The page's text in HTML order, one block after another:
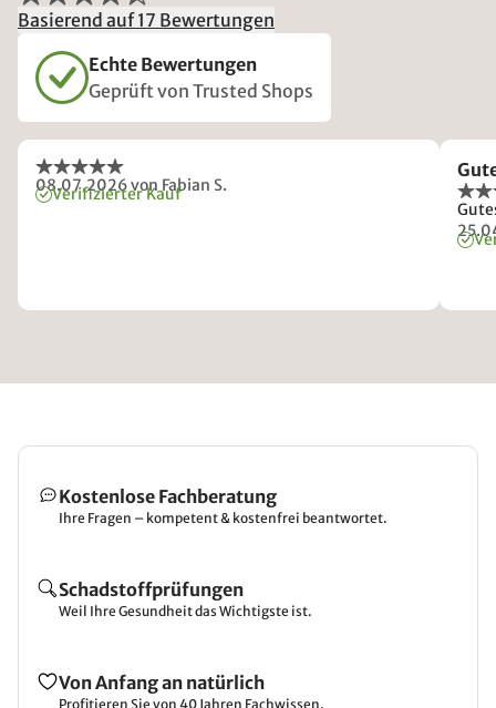
Basierend auf 17 Bewertungen
Echte Bewertungen
Geprüft von Trusted Shops
08.07.2026von Fabian S.
Verifizierter Kauf
Kostenlose Fachberatung
Ihre Fragen – kompetent & kostenfrei beantwortet.
Schadstoffprüfungen
Weil Ihre Gesundheit das Wichtigste ist.
Von Anfang an natürlich
Profitieren Sie von 40 Jahren Fachwissen.